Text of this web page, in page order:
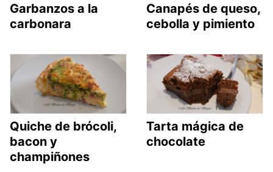
Garbanzos a la
carbonara
Canapés de queso,
cebolla y pimiento
Quiche de brócoli,
bacon y
champiñones
Tarta mágica de
chocolate